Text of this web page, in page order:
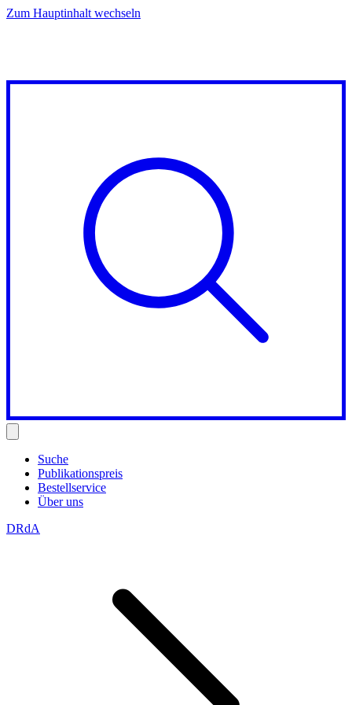
Zum Hauptinhalt wechseln
Suche
Publikationspreis
Bestellservice
Über uns
DRdA